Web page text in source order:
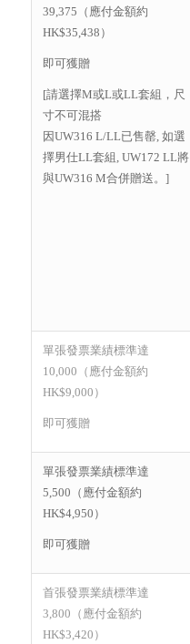
39,375（應付金額約
HK$35,438）
即可獲贈
[請選擇M或L或LL套組，尺
寸不可混搭
因UW316 L/LL已售罄, 如選
擇男仕LL套組, UW172 LL將
與UW316 M合併贈送。]
單張發票業績標準達
10,000（應付金額約
HK$9,000）
即可獲贈
單張發票業績標準達
5,500（應付金額約
HK$4,950）
即可獲贈
首張發票業績標準達
3,800（應付金額約
HK$3,420）